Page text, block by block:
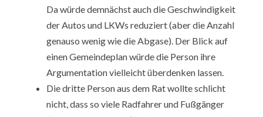
Da würde demnächst auch die Geschwindigkeit
der Autos und LKWs reduziert (aber die Anzahl
genauso wenig wie die Abgase). Der Blick auf
einen Gemeindeplan würde die Person ihre
Argumentation vielleicht überdenken lassen.
Die dritte Person aus dem Rat wollte schlicht
nicht, dass so viele Radfahrer und Fußgänger